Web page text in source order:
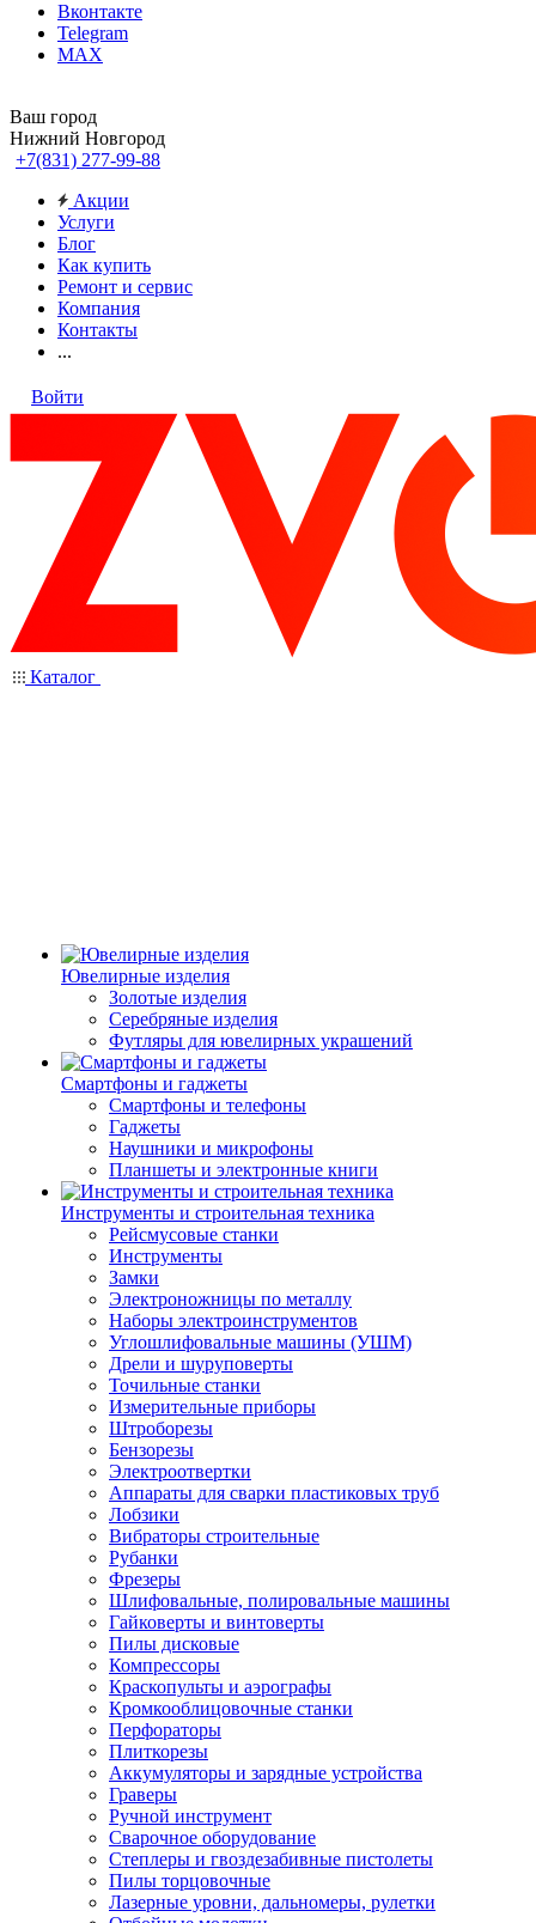
Вконтакте
Telegram
MAX
Ваш город
Нижний Новгород
+7(831) 277-99-88
Акции
Услуги
Блог
Как купить
Ремонт и сервис
Компания
Контакты
...
Войти
Каталог
Ювелирные изделия
Золотые изделия
Серебряные изделия
Футляры для ювелирных украшений
Смартфоны и гаджеты
Смартфоны и телефоны
Гаджеты
Наушники и микрофоны
Планшеты и электронные книги
Инструменты и строительная техника
Рейсмусовые станки
Инструменты
Замки
Электроножницы по металлу
Наборы электроинструментов
Углошлифовальные машины (УШМ)
Дрели и шуруповерты
Точильные станки
Измерительные приборы
Штроборезы
Бензорезы
Электроотвертки
Аппараты для сварки пластиковых труб
Лобзики
Вибраторы строительные
Рубанки
Фрезеры
Шлифовальные, полировальные машины
Гайковерты и винтоверты
Пилы дисковые
Компрессоры
Краскопульты и аэрографы
Кромкооблицовочные станки
Перфораторы
Плиткорезы
Аккумуляторы и зарядные устройства
Граверы
Ручной инструмент
Сварочное оборудование
Степлеры и гвоздезабивные пистолеты
Пилы торцовочные
Лазерные уровни, дальномеры, рулетки